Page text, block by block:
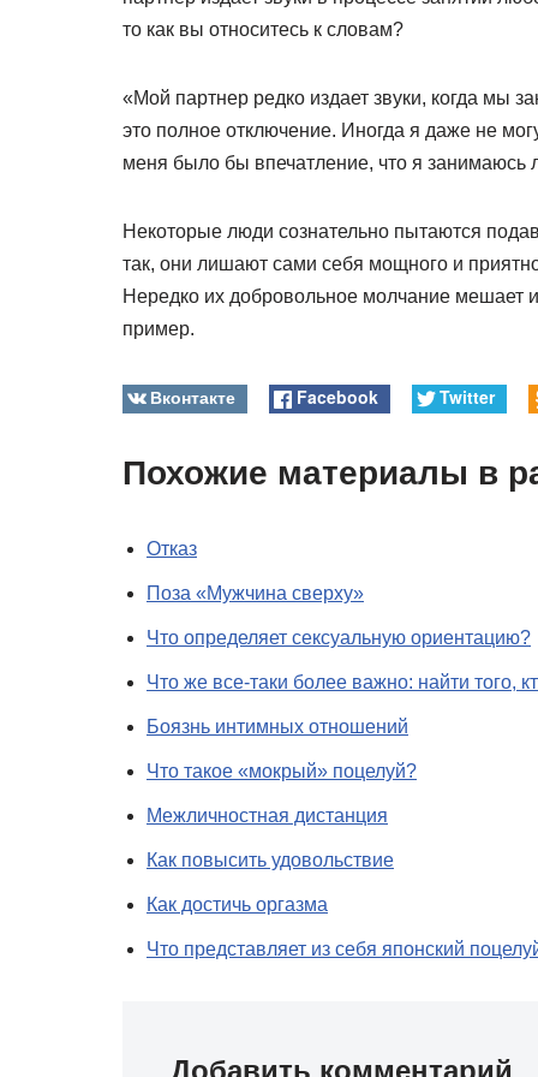
то как вы относитесь к словам?
«Мой партнер редко издает звуки, когда мы
это полное отключение. Иногда я даже не
меня было бы впечатление, что я занимаюсь
Некоторые люди сознательно пытаются
так, они лишают сами себя мощного и
Нередко их добровольное молчание мешает
пример.
Вконтакте Facebook Twitter
Похожие материалы в
Отказ
Поза «Мужчина сверху»
Что определяет сексуальную ориентацию?
Что же все-таки более важно: найти того,
Боязнь интимных отношений
Что такое «мокрый» поцелуй?
Межличностная дистанция
Как повысить удовольствие
Как достичь оргазма
Что представляет из себя японский
Добавить комментарий